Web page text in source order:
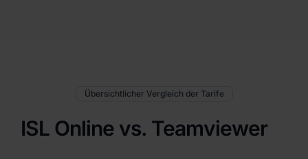
Übersichtlicher Vergleich der Tarife
ISL Online vs. Teamviewer